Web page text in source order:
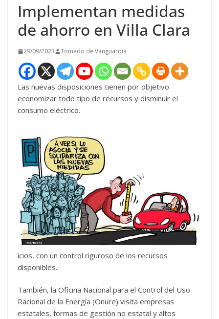
Implementan medidas
de ahorro en Villa Clara
29/09/2023 Tomado de Vanguardia
Las nuevas disposiciones tienen por objetivo
economizar todo tipo de recursos y disminuir el
consumo eléctrico.
icios, con un control riguroso de los recursos
disponibles.
También, la Oficina Nacional para el Control del Uso
Racional de la Energía (Onure) visita empresas
estatales, formas de gestión no estatal y altos